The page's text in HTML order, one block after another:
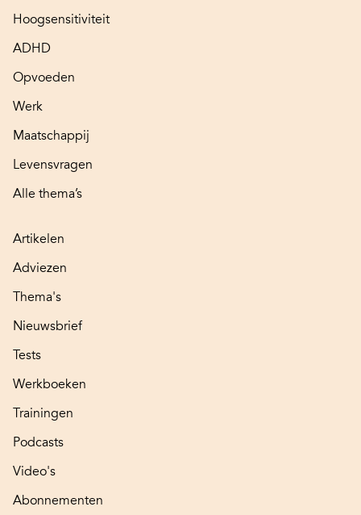
Hoogsensitiviteit
ADHD
Opvoeden
Werk
Maatschappij
Levensvragen
Alle thema’s
Artikelen
Adviezen
Thema's
Nieuwsbrief
Tests
Werkboeken
Trainingen
Podcasts
Video's
Abonnementen